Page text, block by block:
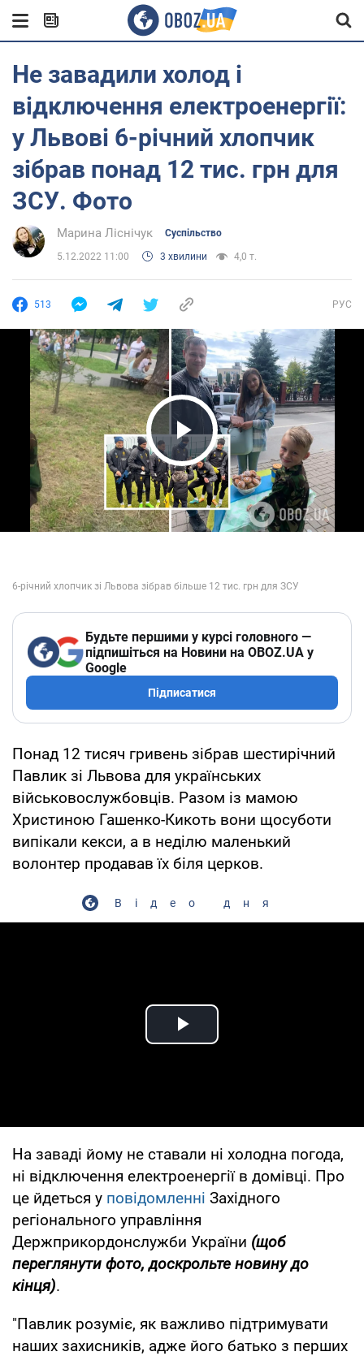
Не завадили холод і
відключення електроенергії:
у Львові 6-річний хлопчик
зібрав понад 12 тис. грн для
ЗСУ. Фото
Марина Ліснічук Суспільство
5.12.2022 11:00 3 хвилини 4,0 т.
513 РУС
Play Video
Будьте першими у курсі головного —
підпишіться на Новини на OBOZ.UA у
Google
Підписатися
Понад 12 тисяч гривень зібрав шестирічний
Павлик зі Львова для українських
військовослужбовців. Разом із мамою
Христиною Гашенко-Кикоть вони щосуботи
випікали кекси, а в неділю маленький
волонтер продавав їх біля церков.
Відео дня
Play Video
На заваді йому не ставали ні холодна погода,
ні відключення електроенергії в домівці. Про
це йдеться у повідомленні Західного
регіонального управління
Держприкордонслужби України (щоб
переглянути фото, доскрольте новину до
кінця).
"Павлик розуміє, як важливо підтримувати
наших захисників, адже його батько з перших